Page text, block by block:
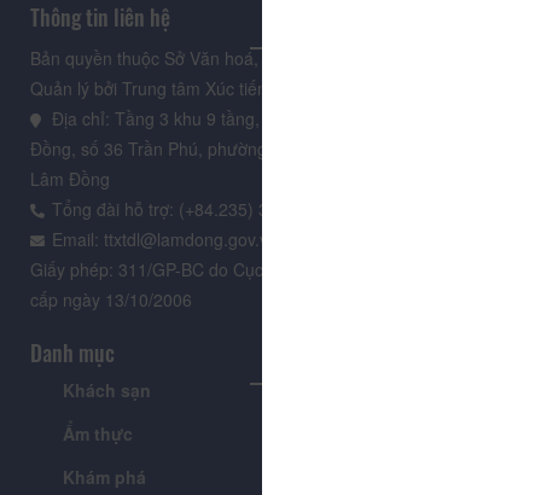
Thông tin liên hệ
Bản quyền thuộc Sở Văn hoá, Thể thao và Du lịch Lâm Đồng.
Quản lý bởi Trung tâm Xúc tiến Du lịch Lâm Đồng
Địa chỉ: Tầng 3 khu 9 tầng, Trung tâm Hành chính tỉnh Lâm
Đồng, số 36 Trần Phú, phường Xuân Hương - Đà Lạt, tỉnh
Lâm Đồng
Tổng đài hỗ trợ: (+84.235) 3.916.961
Email: ttxtdl@lamdong.gov.vn
Giấy phép: 311/GP-BC do Cục Báo chí - Bộ Văn hóa Thông tin
cấp ngày 13/10/2006
Danh mục
Khách sạn
Ẩm thực
Khám phá